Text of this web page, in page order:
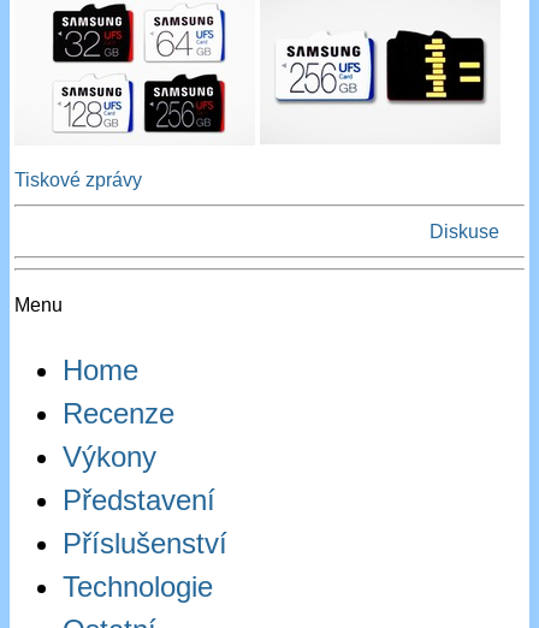
Tiskové zprávy
Diskuse
Menu
Home
Recenze
Výkony
Představení
Příslušenství
Technologie